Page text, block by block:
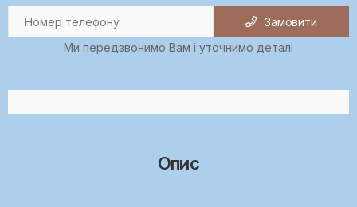
Замовити
Ми передзвонимо Вам і уточнимо деталі
Опис